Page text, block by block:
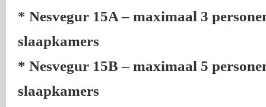
* Nesvegur 15A – maximaal 3
slaapkamers
* Nesvegur 15B – maximaal 5
slaapkamers